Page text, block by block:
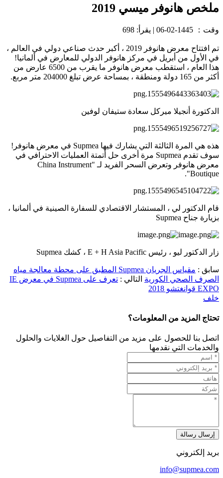
ملخص هانوفر ميسي 2019
وقت： 1445-02-06
| يقرأ: 698
تم افتتاح معرض هانوفر 2019 ، أكبر حدث صناعي دولي في العالم ،
في الأول من أبريل في مركز هانوفر الدولي للمعارض في ألمانيا!
هذا العام ، استقطب معرض هانوفر ما يقرب من 6500 عارض من
أكثر من 165 دولة ومنطقة ، بمساحة عرض تبلغ 204000 متر مربع.
الدكتورة أنجيلا ميركل سعادة ستيفان لوفين
هذه هي المرة الثالثة التي يشارك فيها Supmea في معرض هانوفر!
سوف تقدم Supmea مرة أخرى حل أتمتة العمليات الاحترافي في
معرض هانوفر وتعرض السحر الفريد لـ "China Instrument
Boutique".
قام الدكتور لي ، المستشار الاقتصادي للسفارة الصينية في ألمانيا ،
بزيارة جناح Supmea
زار الدكتور ليو ، رئيس E + H Asia Pacific ، كشك Supmea
سابق :
مقياس الجريان Supmea المطبق على محطة معالجة مياه
الصرف الصحي الكورية التالي :
تعرف على Supmea في معرض IE
EXPO قوانغتشو 2018
خلف
تحتاج المزيد من المعلومات؟
اتصل بنا للحصول على مزيد من التفاصيل حول الغلايات والحلول
والخدمات التي نقدمها
إرسال رسالة
بريد إلكتروني
info@supmea.com